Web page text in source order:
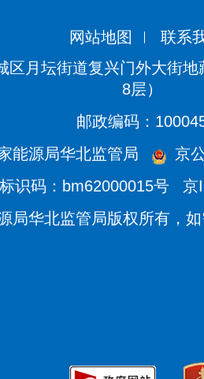
网站地图
联系
区月坛街道复兴门外大街
8层）
邮政编码：
能源局华北监管局
京
识码：bm62000015号
京
局华北监管局版权所有，